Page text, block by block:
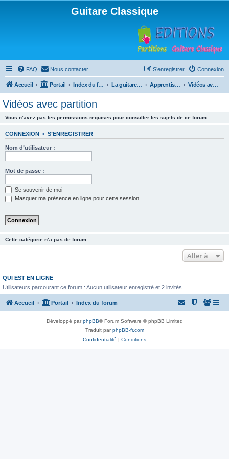
Guitare Classique
FAQ Nous contacter Connexion
S’enregistrer
Accueil Portail Index du forum La guitare : instrument, cours et théorie Apprentissage et enseignement de la guitare Vidéos avec partition
Vidéos avec partition
Vous n’avez pas les permissions requises pour consulter les sujets de ce forum.
CONNEXION • S’ENREGISTRER
Nom d’utilisateur :
Mot de passe :
Se souvenir de moi
Masquer ma présence en ligne pour cette session
Cette catégorie n’a pas de forum.
Aller à
QUI EST EN LIGNE
Utilisateurs parcourant ce forum : Aucun utilisateur enregistré et 2 invités
Accueil Portail Index du forum
Développé parphpBB® Forum Software © phpBB Limited
Traduit parphpBB-fr.com
Confidentialité | Conditions